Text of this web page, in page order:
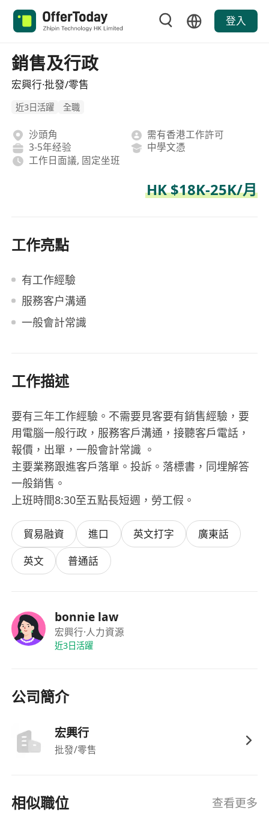
登入
銷售及行政
宏興行·批發/零售
近3日活躍 全職
沙頭角
需有香港工作許可
3-5年经验
中學文憑
工作日面議, 固定坐班
HK $18K-25K/月
工作亮點
有工作經驗
服務客户溝通
一般會計常識
工作描述
要有三年工作經驗。不需要見客要有銷售經驗，要
用電腦一般行政，服務客戶溝通，接聽客戶電話，
報價，出單，一般會計常識 。
主要業務跟進客戶落單。投訴。落標書，同埋解答
一般銷售。
上班時間8:30至五點長短週，勞工假。
貿易融資 進口 英文打字
廣東話
英文
普通話
bonnie law
宏興行·人力資源
近3日活躍
公司簡介
宏興行
批發/零售
相似職位 查看更多